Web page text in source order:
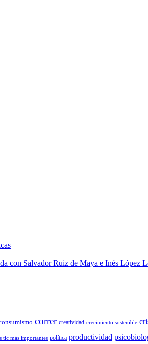
con Salvador Ruiz de Maya e Inés López
correr creatividad crecimiento sostenible
tic más importantes política productividad